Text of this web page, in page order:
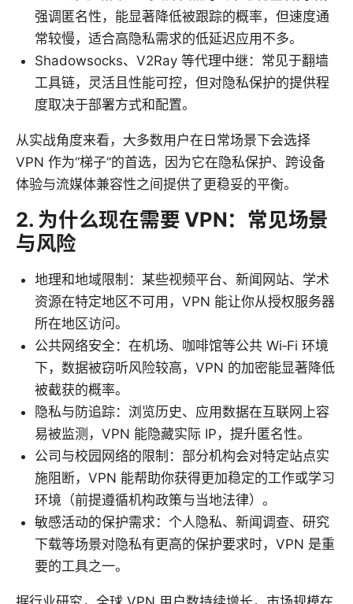
强调匿名性，能显著降低被跟踪的概率，但速度通
常较慢，适合高隐私需求的低延迟应用不多。
Shadowsocks、V2Ray 等代理中继：常见于翻墙
工具链，灵活且性能可控，但对隐私保护的提供程
度取决于部署方式和配置。
从实战角度来看，大多数用户在日常场景下会选择
VPN 作为“梯子”的首选，因为它在隐私保护、跨设备
体验与流媒体兼容性之间提供了更稳妥的平衡。
2. 为什么现在需要 VPN：常见场景
与风险
地理和地域限制：某些视频平台、新闻网站、学术
资源在特定地区不可用，VPN 能让你从授权服务器
所在地区访问。
公共网络安全：在机场、咖啡馆等公共 Wi‑Fi 环境
下，数据被窃听风险较高，VPN 的加密能显著降低
被截获的概率。
隐私与防追踪：浏览历史、应用数据在互联网上容
易被监测，VPN 能隐藏实际 IP，提升匿名性。
公司与校园网络的限制：部分机构会对特定站点实
施阻断，VPN 能帮助你获得更加稳定的工作或学习
环境（前提遵循机构政策与当地法律）。
敏感活动的保护需求：个人隐私、新闻调查、研究
下载等场景对隐私有更高的保护要求时，VPN 是重
要的工具之一。